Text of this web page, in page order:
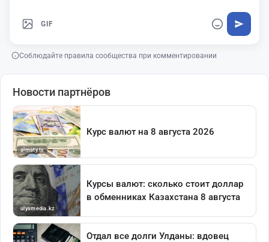
GIF
Соблюдайте правила сообщества при комментировании